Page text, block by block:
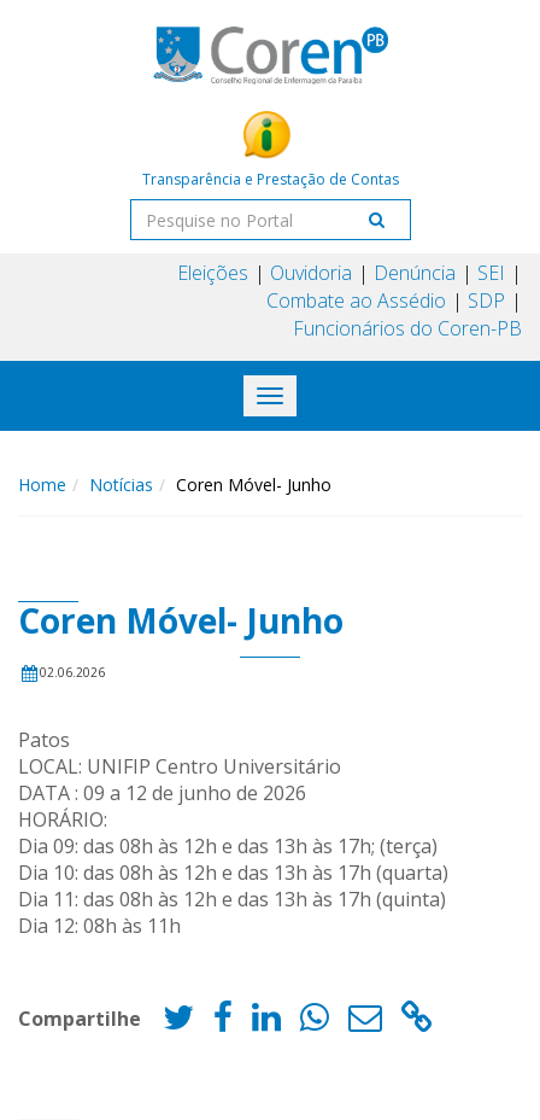
Transparência e Prestação de Contas
Eleições Ouvidoria Denúncia
SEI
Combate ao Assédio
SDP
Funcionários do Coren-PB
Toggle
navigation
Home Notícias Coren Móvel- Junho
Coren Móvel- Junho
02.06.2026
Patos
LOCAL: UNIFIP Centro Universitário
DATA : 09 a 12 de junho de 2026
HORÁRIO:
Dia 09: das 08h às 12h e das 13h às 17h; (terça)
Dia 10: das 08h às 12h e das 13h às 17h (quarta)
Dia 11: das 08h às 12h e das 13h às 17h (quinta)
Dia 12: 08h às 11h
Compartilhe